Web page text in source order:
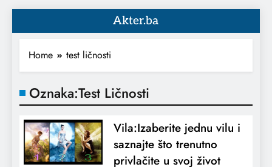
Akter.ba
Home test ličnosti
Oznaka:Test Ličnosti
Vila:Izaberite jednu vilu i
saznajte što trenutno
privlačite u svoj život